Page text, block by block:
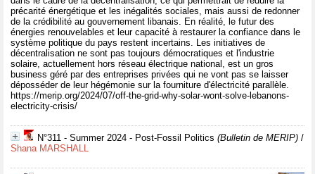
précarité énergétique et les inégalités sociales, mais aussi de redonner
de la crédibilité au gouvernement libanais. En réalité, le futur des
énergies renouvelables et leur capacité à restaurer la confiance dans le
système politique du pays restent incertains. Les initiatives de
décentralisation ne sont pas toujours démocratiques et l'industrie
solaire, actuellement hors réseau électrique national, est un gros
business géré par des entreprises privées qui ne vont pas se laisser
déposséder de leur hégémonie sur la fourniture d'électricité parallèle.
https://merip.org/2024/07/off-the-grid-why-solar-wont-solve-lebanons-
electricity-crisis/
N°311 - Summer 2024 - Post-Fossil Politics (Bulletin de MERIP) /
Shana MARSHALL